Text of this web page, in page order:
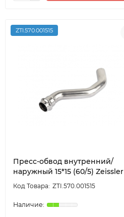
ZTI.570.001515
Пресс-обвод внутренний/
наружный 15*15 (60/5) Zeissler
ZTI.570.001515